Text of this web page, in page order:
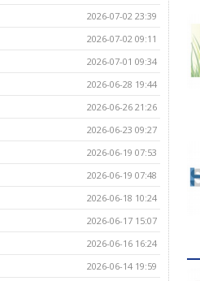
2026-07-02 23:39
2026-07-02 09:11
2026-07-01 09:34
2026-06-28 19:44
2026-06-26 21:26
2026-06-23 09:27
2026-06-19 07:53
2026-06-19 07:48
2026-06-18 10:24
2026-06-17 15:07
2026-06-16 16:24
2026-06-14 19:59